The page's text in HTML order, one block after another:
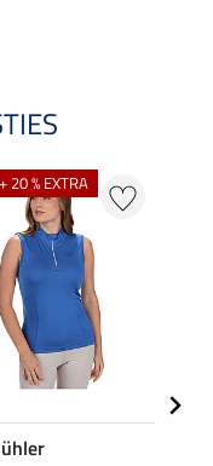
20 % EXTRA